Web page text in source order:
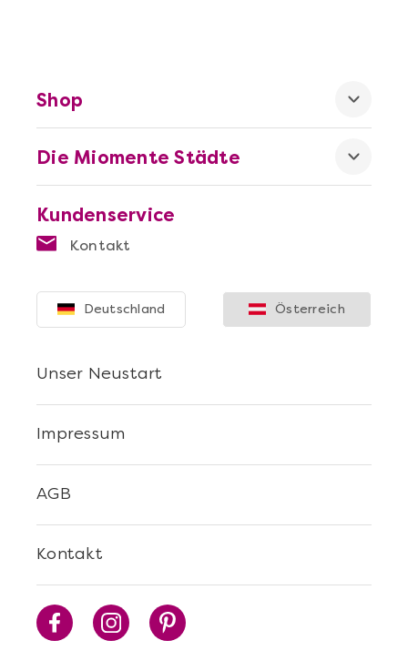
Die beste Pizza@Home
Sushi Selber Machen - DIY-Set
Kundenservice
Kontakt
Die Miomente Städte
Shop
Kontakt
AGB
Impressum
Unser Neustart
Deutschland Österreich